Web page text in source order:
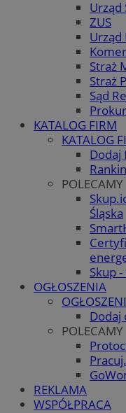
Urząd
ZUS
Urząd
Straż
Straż
Sąd
KATALOG FIRM
KATALOG
Dodaj
POLECAMY
Śląska
Skup
OGŁOSZENIA
Dodaj
POLECAMY
REKLAMA
WSPÓŁPRACA